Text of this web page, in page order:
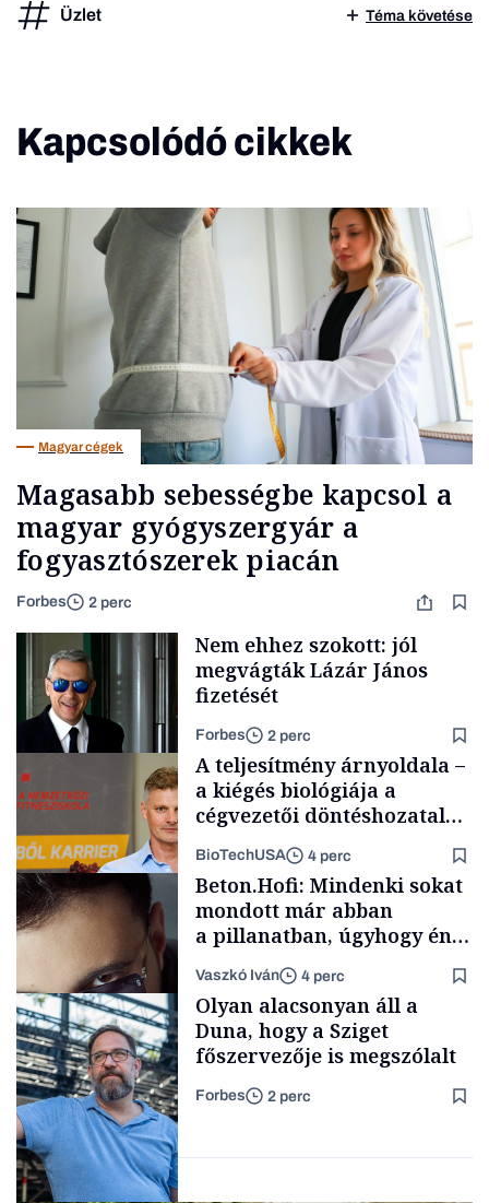
Üzlet Téma követése
Kapcsolódó cikkek
Magyar cégek
Magasabb sebességbe kapcsol a
magyar gyógyszergyár a
fogyasztószerek piacán
Forbes 2 perc
Politika
Nem ehhez szokott: jól
megvágták Lázár János
fizetését
Forbes 2 perc
Content Lab HUB
A teljesítmény árnyoldala –
a kiégés biológiája a
cégvezetői döntéshozatal
BioTechUSA 4 perc
Forbes-sztori
Beton.Hofi: Mindenki sokat
mondott már abban
a pillanatban, úgyhogy én
a legsarkosabb
gondolataimat akartam
kimondani
Vaszkó Iván 4 perc
Olyan alacsonyan áll a
Duna, hogy a Sziget
főszervezője is megszólalt
Forbes 2 perc